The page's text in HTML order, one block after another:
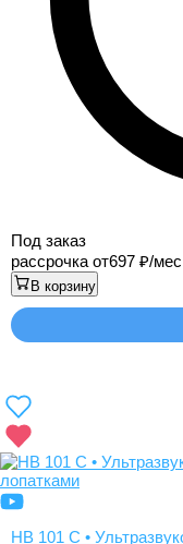
Под заказ
рассрочка от697 /мес
В корзину
НВ 101 С •